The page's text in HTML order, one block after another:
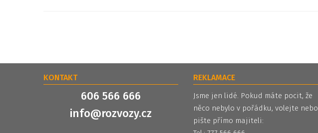
KONTAKT
606 566 666
info@rozvozy.cz
REKLAMACE
Jsme jen lidé. Pokud máte pocit, že
něco nebylo v pořádku, volejte nebo
pište přímo majiteli: